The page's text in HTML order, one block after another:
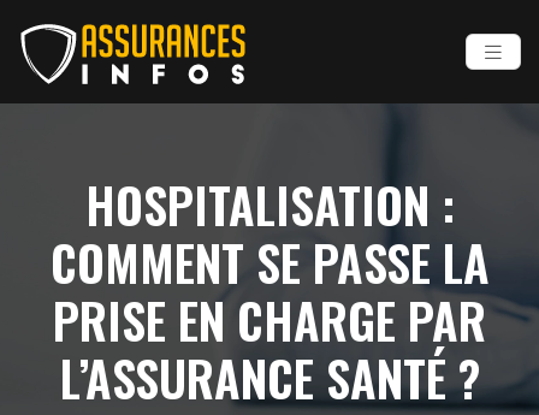
HOSPITALISATION :
COMMENT SE PASSE LA
PRISE EN CHARGE PAR
L’ASSURANCE SANTÉ ?